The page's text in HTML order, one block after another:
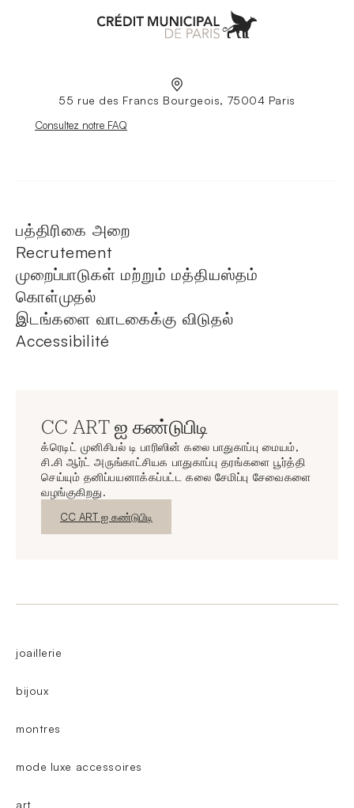
55 rue des Francs Bourgeois, 75004 Paris
Nouvelle fenêtre
Consultez notre FAQ
பத்திரிகை அறை
Recrutement
முறைப்பாடுகள் மற்றும் மத்தியஸ்தம்
கொள்முதல்
இடங்களை வாடகைக்கு விடுதல்
Accessibilité
CC ART ஐ கண்டுபிடி
க்ரெடிட் முனிசிபல் டி பாரிஸின் கலை பாதுகாப்பு மையம்,
சி.சி ஆர்ட் அருங்காட்சியக பாதுகாப்பு தரங்களை பூர்த்தி
செய்யும் தனிப்பயனாக்கப்பட்ட கலை சேமிப்பு சேவைகளை
வழங்குகிறது.
புதிய சாளரம்
CC ART ஐ கண்டுபிடி
joaillerie
bijoux
montres
mode luxe accessoires
art